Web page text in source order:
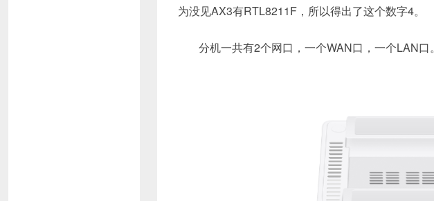
为没见AX3有RTL8211F，所以得出了这个数字4。
分机一共有2个网口，一个WAN口，一个LAN口。